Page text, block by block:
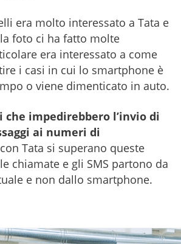
era molto interessato a Tata e
foto ci ha fatto molte
era interessato a come
i casi in cui lo smartphone è
o viene dimenticato in auto.
che impedirebbero l’invio di
ai numeri di
Tata si superano queste
chiamate e gli SMS partono da
e non dallo smartphone.